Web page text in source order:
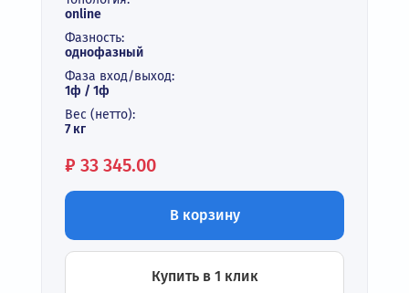
online
Фазность:
однофазный
Фаза вход/выход:
1ф / 1ф
Вес (нетто):
7 кг
Цена:
₽ 33 345.00
В корзину
Купить в 1 клик